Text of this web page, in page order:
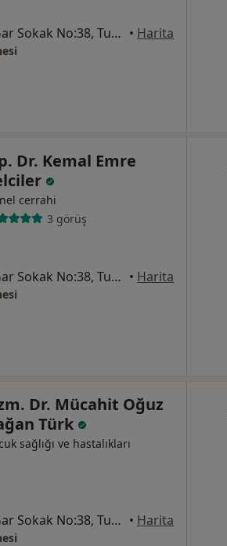
Yıldırım Mahallesi Gar Sokak No:38, Turgutlu • Harita
Dr. Kemal Emre
cerrahi
3 görüş
Yıldırım Mahallesi Gar Sokak No:38, Turgutlu • Harita
Dr. Mücahit Oğuz
Türk
sağlığı ve hastalıkları
Yıldırım Mahallesi Gar Sokak No:38, Turgutlu • Harita